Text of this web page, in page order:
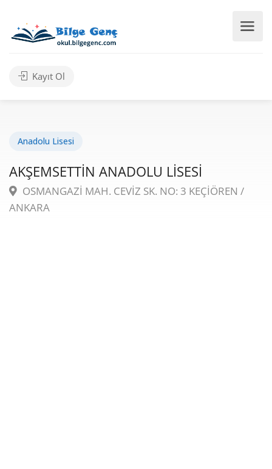
Kayıt Ol
Anadolu Lisesi
AKŞEMSETTİN ANADOLU LİSESİ
OSMANGAZİ MAH. CEVİZ SK. NO: 3 KEÇİÖREN /
ANKARA